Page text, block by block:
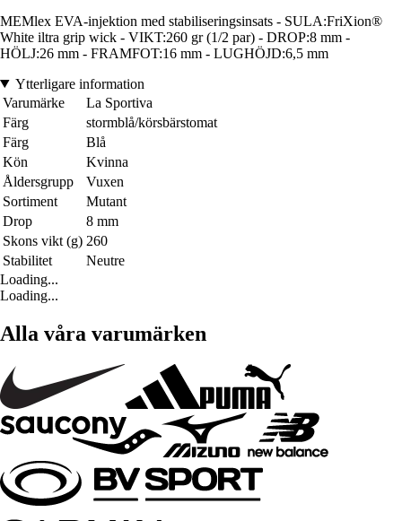
MEMlex EVA-injektion med stabiliseringsinsats - SULA:FriXion®
White iltra grip wick - VIKT:260 gr (1/2 par) - DROP:8 mm -
HÖLJ:26 mm - FRAMFOT:16 mm - LUGHÖJD:6,5 mm
Ytterligare information
Varumärke
La Sportiva
Färg
stormblå/körsbärstomat
Färg
Blå
Kön
Kvinna
Åldersgrupp
Vuxen
Sortiment
Mutant
Drop
8 mm
Skons vikt (g) 260
Stabilitet
Neutre
Loading...
Loading...
Alla våra varumärken